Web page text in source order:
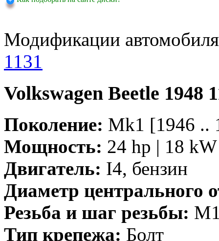
Модификации автомобиля
1131
Volkswagen Beetle 1948
Поколение: Mk1 [1946 ..
Мощность: 24 hp | 18
Двигатель: I4, бензин
Диаметр центрального
Резьба и шаг резьбы:
Тип крепежа: Болт